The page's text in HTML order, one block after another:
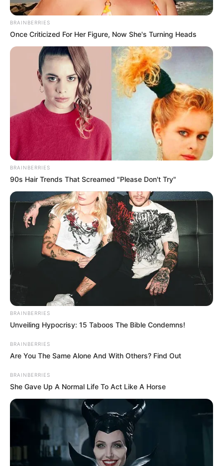
Sabías que las
mujeres mayores
tienen la… Ver más
Sabías que las
mujeres mayores
tienen la… Ver más
BRAINBERRIES
Once Criticized For Her Figure, Now She's Turning Heads
BRAINBERRIES
90s Hair Trends That Screamed "Please Don't Try"
BRAINBERRIES
Unveiling Hypocrisy: 15 Taboos The Bible Condemns!
BRAINBERRIES
Are You The Same Alone And With Others? Find Out
BRAINBERRIES
She Gave Up A Normal Life To Act Like A Horse